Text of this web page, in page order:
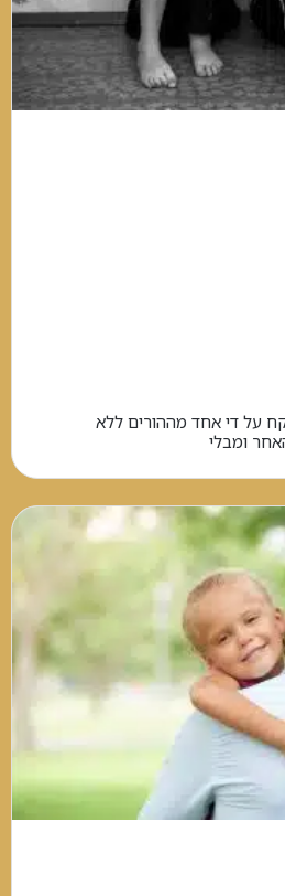
על די אחד מההורים ללא
ומבלי